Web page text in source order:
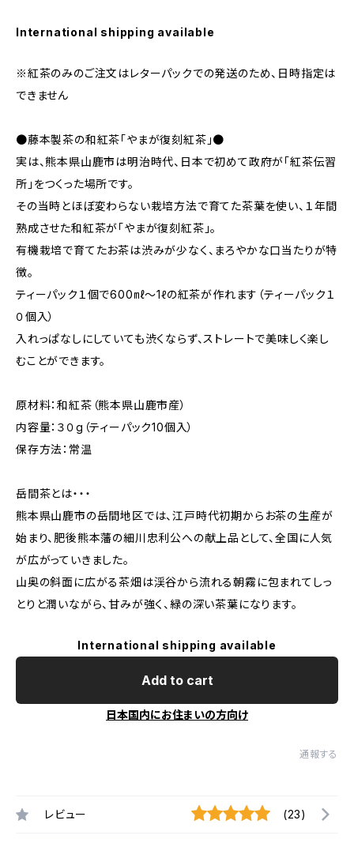
International shipping available
※紅茶のみのご注文はレターパックでの発送のため、日時指定は
できません
●藤本製茶の和紅茶「やまが復刻紅茶」●
実は、熊本県山鹿市は明治時代、日本で初めて政府が「紅茶伝習
所」をつくった場所です。
その当時とほぼ変わらない栽培方法で育てた茶葉を使い、１年間
熟成させた和紅茶が「やまが復刻紅茶」。
有機栽培で育てたお茶は渋みが少なく、まろやかな口当たりが特
徴。
ティーパック１個で600㎖〜1ℓの紅茶が作れます（ティーパック１
０個入）
入れっぱなしにしていても渋くならず、ストレートで美味しく楽し
むことができます。
原材料：和紅茶（熊本県山鹿市産）
内容量：３０g（ティーパック10個入）
保存方法：常温
岳間茶とは・・・
熊本県山鹿市の岳間地区では、江戸時代初期からお茶の生産が
始まり、肥後熊本藩の細川忠利公への献上品として、全国に人気
が広がっていきました。
山奥の斜面に広がる茶畑は渓谷から流れる朝霧に包まれてしっ
とりと潤いながら、甘みが強く、緑の深い茶葉になります。
International shipping available
Add to cart
日本国内にお住まいの方向け
通報する
レビュー (23)